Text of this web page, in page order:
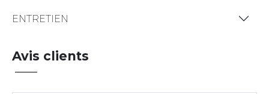
ENTRETIEN
Avis clients